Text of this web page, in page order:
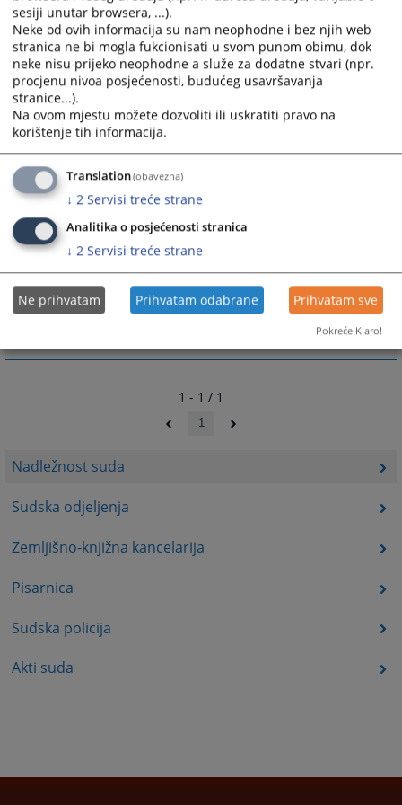
Nadležnost suda
Sudska odjeljenja
Zemljišno-knjižna kancelarija
Pisarnica
Sudska policija
Akti suda
a) u svim građanskim sporovima i
b) u vanparničnom postupku
3. drugim predmetima
a) da sprovodi izvršni postupak,
b) da određuje mjere obezbjeđenja
c) da pruža pravnu pomoć sudovima u Bosni I
Hercegovini
d) da vrši druge poslove određene zakonom
3126PREGLEDA
1 - 1 / 1
1
sesiji unutar browsera, ...).
Neke od ovih informacija su nam neophodne i bez njih web
stranica ne bi mogla fukcionisati u svom punom obimu, dok
neke nisu prijeko neophodne a služe za dodatne stvari (npr.
procjenu nivoa posjećenosti, budućeg usavršavanja
stranice...).
Na ovom mjestu možete dozvoliti ili uskratiti pravo na
korištenje tih informacija.
Translation(obavezna)
↓ 2 Servisi treće strane
Analitika o posjećenosti stranica
↓ 2 Servisi treće strane
Ne prihvatam Prihvatam odabrane Prihvatam sve
Pokreće Klaro!